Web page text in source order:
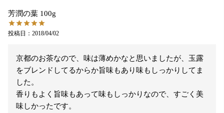
芳潤の葉 100g
投稿日 2018/04/02
京都のお茶なので、味は薄めかなと思いましたが、玉露
をブレンドしてるからか旨味もあり味もしっかりしてま
した。
香りもよく旨味もあって味もしっかりなので、すごく美
味しかったです。